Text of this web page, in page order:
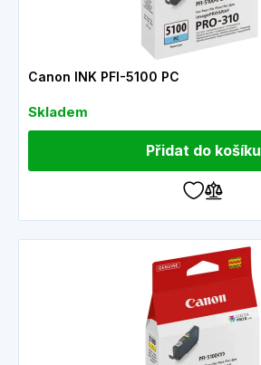
Canon INK PFI-5100 PC
Skladem
Přidat do košíku